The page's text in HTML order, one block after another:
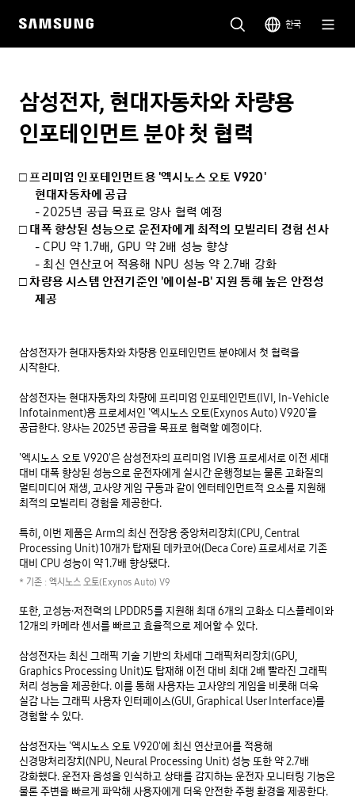
한국
삼성전자, 현대자동차와 차량용
인포테인먼트 분야 첫 협력
프리미엄 인포테인먼트용 '엑시노스 오토 V920'
현대자동차에 공급
2025년 공급 목표로 양사 협력 예정
대폭 향상된 성능으로 운전자에게 최적의 모빌리티 경험 선사
CPU 약 1.7배, GPU 약 2배 성능 향상
최신 연산코어 적용해 NPU 성능 약 2.7배 강화
차량용 시스템 안전기준인 '에이실-B' 지원 통해 높은 안정성
제공
삼성전자가 현대자동차와 차량용 인포테인먼트 분야에서 첫 협력을
시작한다.
삼성전자는 현대자동차의 차량에 프리미엄 인포테인먼트(IVI, In-Vehicle
Infotainment)용 프로세서인 '엑시노스 오토(Exynos Auto) V920'을
공급한다. 양사는 2025년 공급을 목표로 협력할 예정이다.
'엑시노스 오토 V920'은 삼성전자의 프리미엄 IVI용 프로세서로 이전 세대
대비 대폭 향상된 성능으로 운전자에게 실시간 운행정보는 물론 고화질의
멀티미디어 재생, 고사양 게임 구동과 같이 엔터테인먼트적 요소를 지원해
최적의 모빌리티 경험을 제공한다.
특히, 이번 제품은 Arm의 최신 전장용 중앙처리장치(CPU, Central
Processing Unit) 10개가 탑재된 데카코어(Deca Core) 프로세서로 기존
* 기존 : 엑시노스 오토(Exynos Auto) V9
또한, 고성능·저전력의 LPDDR5를 지원해 최대 6개의 고화소 디스플레이와
12개의 카메라 센서를 빠르고 효율적으로 제어할 수 있다.
삼성전자는 최신 그래픽 기술 기반의 차세대 그래픽처리장치(GPU,
Graphics Processing Unit)도 탑재해 이전 대비 최대 2배 빨라진 그래픽
처리 성능을 제공한다. 이를 통해 사용자는 고사양의 게임을 비롯해 더욱
실감 나는 그래픽 사용자 인터페이스(GUI, Graphical User Interface)를
경험할 수 있다.
삼성전자는 '엑시노스 오토 V920'에 최신 연산코어를 적용해
신경망처리장치(NPU, Neural Processing Unit) 성능 또한 약 2.7배
강화했다. 운전자 음성을 인식하고 상태를 감지하는 운전자 모니터링 기능은
물론 주변을 빠르게 파악해 사용자에게 더욱 안전한 주행 환경을 제공한다.